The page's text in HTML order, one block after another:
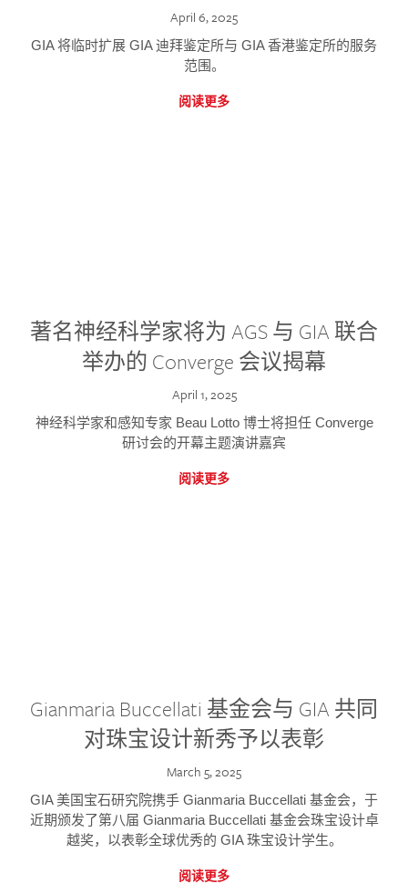
April 6, 2025
GIA 将临时扩展 GIA 迪拜鉴定所与 GIA 香港鉴定所的服务
范围。
阅读更多
著名神经科学家将为 AGS 与 GIA 联合
举办的 Converge 会议揭幕
April 1, 2025
神经科学家和感知专家 Beau Lotto 博士将担任 Converge
研讨会的开幕主题演讲嘉宾
阅读更多
Gianmaria Buccellati 基金会与 GIA 共同
对珠宝设计新秀予以表彰
March 5, 2025
GIA 美国宝石研究院携手 Gianmaria Buccellati 基金会，于
近期颁发了第八届 Gianmaria Buccellati 基金会珠宝设计卓
越奖，以表彰全球优秀的 GIA 珠宝设计学生。
阅读更多